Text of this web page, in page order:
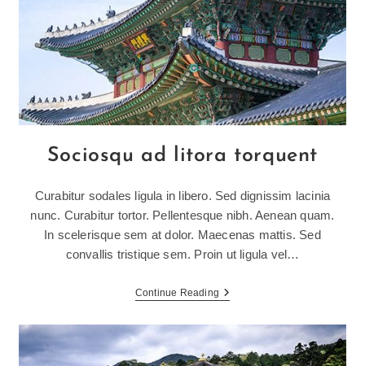
Sociosqu ad litora torquent
Curabitur sodales ligula in libero. Sed dignissim lacinia
nunc. Curabitur tortor. Pellentesque nibh. Aenean quam.
In scelerisque sem at dolor. Maecenas mattis. Sed
convallis tristique sem. Proin ut ligula vel…
Continue Reading Sociosqu
Torquent